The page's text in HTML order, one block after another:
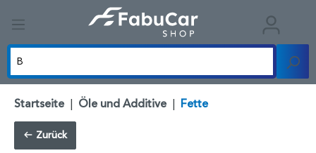
Startseite | Öle und Additive | Fette
Zurück